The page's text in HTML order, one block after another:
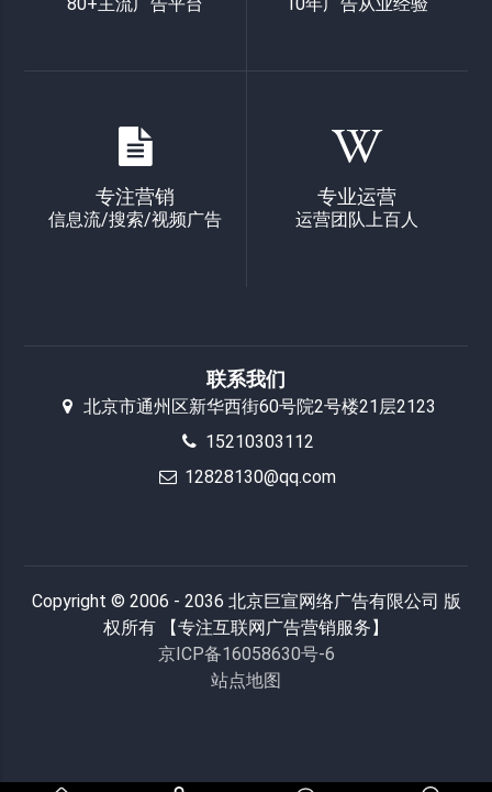
80+主流广告平台 10年广告从业经验
专注营销
信息流/搜索/视频广告
专业运营
运营团队上百人
联系我们
北京市通州区新华西街60号院2号楼21层2123
15210303112
12828130@qq.com
Copyright © 2006 - 2036 北京巨宣网络广告有限公司 版
权所有 【专注互联网广告营销服务】
京ICP备16058630号-6
站点地图